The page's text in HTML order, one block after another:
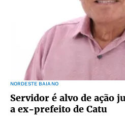
NORDESTE BAIANO
Servidor é alvo de ação
a ex-prefeito de Catu